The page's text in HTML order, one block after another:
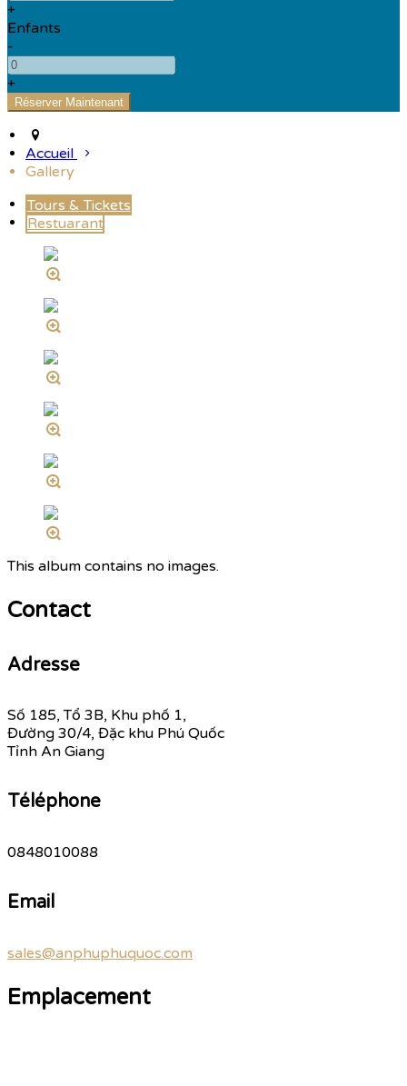
+
Enfants
-
+
Accueil
Gallery
Tours & Tickets
Restuarant
This album contains no images.
Contact
Adresse
Số 185, Tổ 3B, Khu phố 1,
Đường 30/4, Đặc khu Phú Quốc
Tỉnh An Giang
Téléphone
0848010088
Email
sales@anphuphuquoc.com
Emplacement